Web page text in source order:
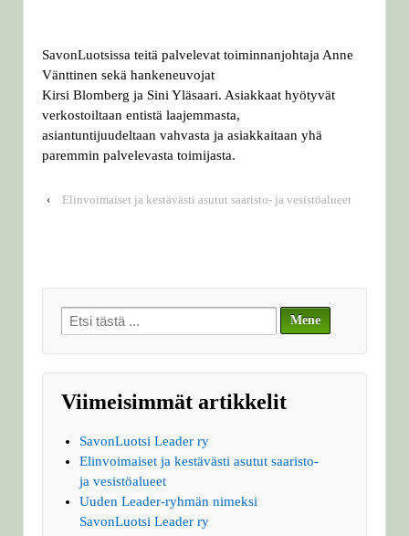
SavonLuotsissa teitä palvelevat toiminnanjohtaja Anne
Vänttinen sekä hankeneuvojat
Kirsi Blomberg ja Sini Yläsaari. Asiakkaat hyötyvät
verkostoiltaan entistä laajemmasta,
asiantuntijuudeltaan vahvasta ja asiakkaitaan yhä
paremmin palvelevasta toimijasta.
‹ Elinvoimaiset ja kestävästi asutut saaristo- ja vesistöalueet
Search
for:
Viimeisimmät artikkelit
SavonLuotsi Leader ry
Elinvoimaiset ja kestävästi asutut saaristo-
ja vesistöalueet
Uuden Leader-ryhmän nimeksi
SavonLuotsi Leader ry